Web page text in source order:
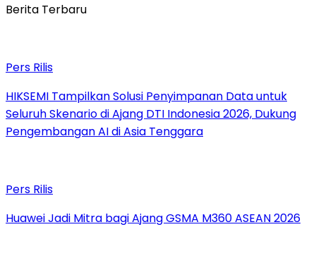
Berita Terbaru
Pers Rilis
HIKSEMI Tampilkan Solusi Penyimpanan Data untuk
Seluruh Skenario di Ajang DTI Indonesia 2026, Dukung
Pengembangan AI di Asia Tenggara
Pers Rilis
Huawei Jadi Mitra bagi Ajang GSMA M360 ASEAN 2026